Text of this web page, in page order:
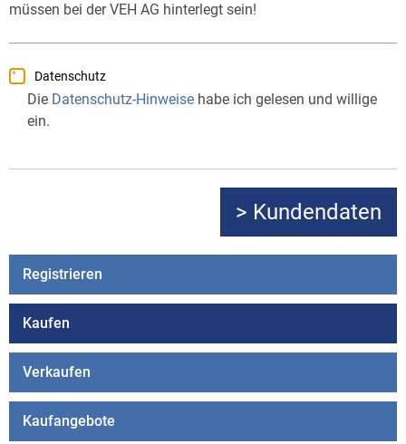
müssen bei der VEH AG hinterlegt sein!
Datenschutz
Die Datenschutz-Hinweise habe ich gelesen und willige
ein.
Registrieren
Kaufen
Verkaufen
Kaufangebote